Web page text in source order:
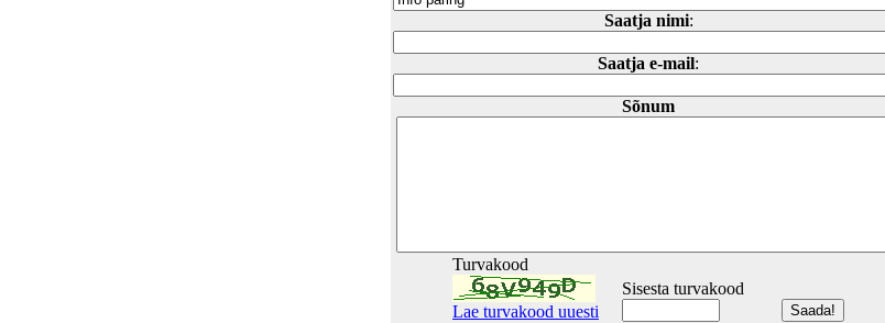
Saatja nimi:
Saatja e-mail:
Sõnum
Turvakood
Lae turvakood uuesti
Sisesta turvakood